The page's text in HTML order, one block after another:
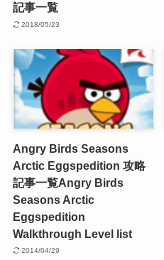
記事一覧
2018/05/23
Angry Birds Seasons
Arctic Eggspedition 攻略
記事一覧Angry Birds
Seasons Arctic
Eggspedition
Walkthrough Level list
2014/04/29